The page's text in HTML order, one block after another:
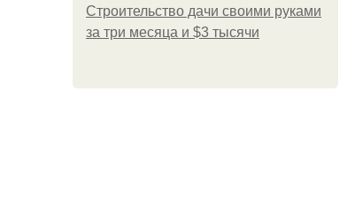
Строительство дачи своими руками
за три месяца и $3 тысячи